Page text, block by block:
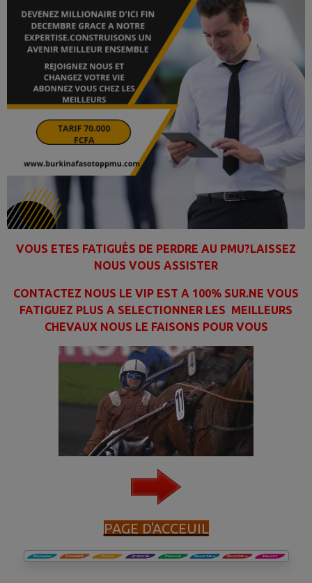
VOUS ETES FATIGUÉS DE PERDRE AU PMU?LAISSEZ
NOUS VOUS ASSISTER
CONTACTEZ NOUS LE VIP EST A 100% SUR.NE VOUS
FATIGUEZ PLUS A SELECTIONNER LES MEILLEURS
CHEVAUX NOUS LE FAISONS POUR VOUS
PAGE D'ACCEUIL